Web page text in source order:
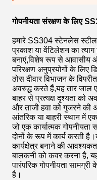
गोपनीयता संरक्षण के लिए
हमारे SS304 स्टेनलेस
प्रकाश या वेंटिलेशन का त्याग
बनाएं,विशेष रूप से आवासीय
परिरक्षण अनुप्रयोगों के लिए
ठोस दीवार विभाजन के
अवरुद्ध करते हैं,यह तार जाल
बाहर से प्रत्यक्ष दृश्यता को
और ताजी हवा को गुजरने की
आंतरिक या बाहरी स्थान में
जो एक कार्यात्मक
दोनों के रूप में कार्य करती
कार्यक्षेत्र बनाने की
बालकनी को कवर करना है,
पारंपरिक गोपनीयता
है।